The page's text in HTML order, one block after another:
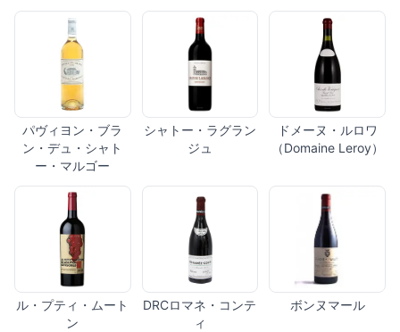
パヴィヨン・ブラ
ン・デュ・シャト
ー・マルゴー
シャトー・ラグラン
ジュ
ドメーヌ・ルロワ
（Domaine Leroy）
ル・プティ・ムート
ン
DRCロマネ・コンテ
ィ
ボンヌマール